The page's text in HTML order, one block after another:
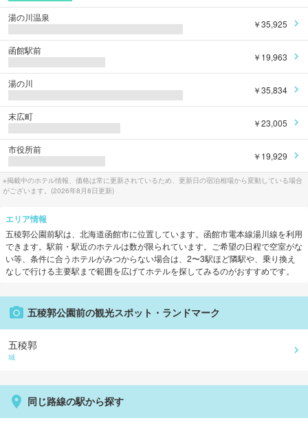
湯の川温泉
￥35,925
函館駅前
￥19,963
湯の川
￥35,834
末広町
￥23,005
市役所前
￥19,929
※掲載中のホテル情報、価格は常に更新されているため、更新日の宿泊相場から変動している場合
がございます。(2026年8月8日更新)
エリア情報
五稜郭公園前駅は、 北海道函館市に位置しています。 函館市電本線湯川線を利用
できます。 駅前・駅近のホテルは数が限られています。ご希望の日程で空室がな
い等、条件に合うホテルがみつからない場合は、2〜3駅ほど隣駅や、乗り換え
なしで行ける主要駅まで範囲を広げてホテルを探してみるのがおすすめです。
五稜郭公園前の観光スポット・ランドマーク
五稜郭
城
同じ路線の駅から探す